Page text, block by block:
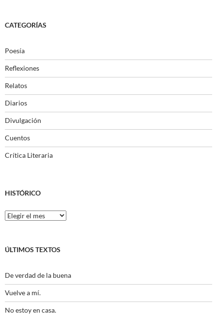
CATEGORÍAS
Poesía
Reflexiones
Relatos
Diarios
Divulgación
Cuentos
Crítica Literaria
HISTÓRICO
Histórico
ÚLTIMOS TEXTOS
De verdad de la buena
Vuelve a mí.
No estoy en casa.